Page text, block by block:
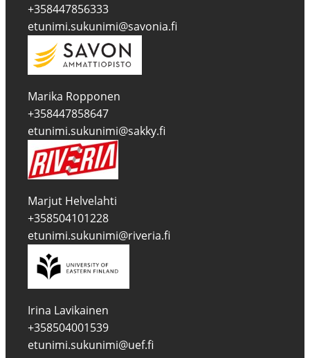
+358447856333
etunimi.sukunimi@savonia.fi
Marika Ropponen
+358447858647
etunimi.sukunimi@sakky.fi
Marjut Helvelahti
+358504101228
etunimi.sukunimi@riveria.fi
Irina Lavikainen
+358504001539
etunimi.sukunimi@uef.fi